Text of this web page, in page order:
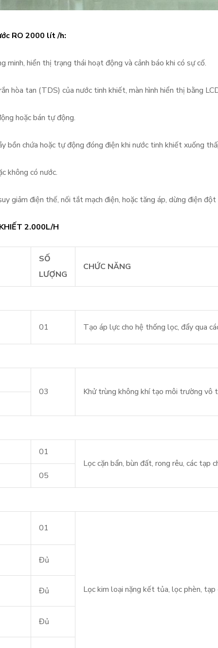
RO 2000 lít /h:
minh, hiển thị trạng thái hoạt động và cảnh báo khi có sự cố.
hòa tan (TDS) của nước tinh khiết, màn hình hiển thị bằng
hoặc bán tự động.
bồn chứa hoặc tự động đóng điện khi nước tinh khiết xuống
không có nước.
giảm điện thế, nối tắt mạch điện, hoặc tăng áp, dừng điện
2.000L/H
SỐ
LƯỢNG
CHỨC NĂNG
01 Tạo áp lực cho hệ thống lọc, đẩy qua
03 Khử trùng không khí tạo môi trường vô
01
Lọc cặn bẩn, bùn đất, rong rêu, các tạp
05
01
Lọc kim loại nặng kết tủa, lọc phèn,
Đủ
Đủ
Đủ